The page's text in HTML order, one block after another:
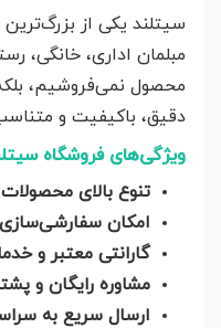
سیتلند یکی از
مبلمان اداری، خانگی،
محصول نمی‌فروشیم،
دقیق، باکیفیت و
ویژگی‌های فروشگاه
تنوع بالای
امکان
گارانتی معتبر و
مشاوره رایگان و
ارسال سریع به